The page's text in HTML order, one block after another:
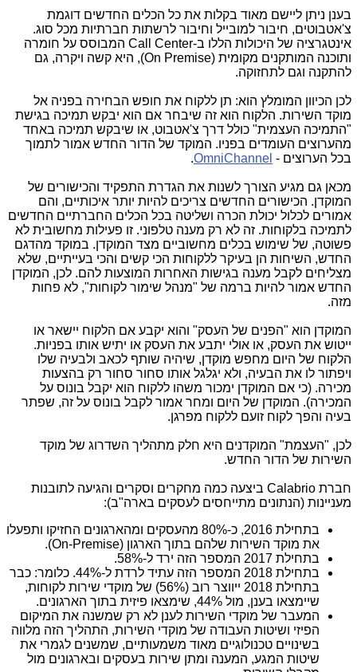
בענן ניתן ליישם מאוד בקלות את כל הכלים החדשים דוגמת
צ'אטבוטים, חיבור למובייל וחיבור לרשתות חברתיות מכל סוג.
אינטגרציה של היכולות הללו ב-Call Center המבוסס על חומרה
ותוכנה המותקנים מקומית (On Premise), היא קשה ויקרה, גם
להתקנה וגם לתחזוקה.
לכן הכיוון המומלץ הוא: תן ללקוח את חופש הבחירה בפניה אל
מוקד השירות. הלקוח הוא זה שיבחר אם הוא יבקש תמיכה בגישת
"התמיכה העצמית" כולל דרך צ'אטבוט, או שיבקש תמיכה באחד
מהערוצים העומדים בפניו. המוקד של הדור החדש אמור לתמוך
בכל הערוצים - OmniChannel
.
מכאן גם מגיע הצורך לשנות את הגדרת התפקיד והכישורים של
המוקדן. הכישורים החדשים צריכים להיות יותר איכותיים, והם
אמורים לכלול יכולת הכרה ושליטה בכל הכלים החברתיים החדשים
לתמיכה בלקוחות. זה לא רק מענה טלפוני. זו פעילות מחשובית לא
פשוטה, של שימוש בכלים מחשוביים מצד המוקדן. במוקד מהדגם
החדש, השיחות הן בעיקר ללקוחות הכי קשים והכי בעייתיים, שלא
מצליחים לקבל מענה בגישות האחרות המוצעות להם. לכן, המוקדן
החדש אמור להיות ברמה של "מנהל שימור לקוחות", לא פחות
מזה.
המוקדן הוא "הפנים של העסק" והוא יקבע אם הלקוח יישאר או
ייטוש את העסק, או אולי יתבע את העסק או יתיש אותו בפניות.
הלקוח של היום מחפש מוקדן, שיהיה שותף לכאב ולבעיה שלו
ויפתור לו את הבעיה, ולא יגלגל אותו סחור סחור רק בהצעות
מכירה. (כי אם המוקדן ימכור משהו ללקוח הוא יקבל בונוס על
המכירה). המוקדן של היום ומחר אמור לקבל בונוס על זה, שפתר
בעיה והפך לקוח זועם ללקוח מפרגן.
לכן, "העצמת" המוקדנים היא חלק מתהליך השדרוג של מוקד
השירות של הדור החדש.
חברת Calabrio ביצעה כמה מחקרים וסקרים והגיעה לתובנות
מעניינות (הנתונים מתייחסים לעסקים בארה"ב):
בתחילת 2016, כ-80% מהעסקים ומהארגונים החזיקו ותפעלו
את מוקד השירות שלהם בתוך הארגון (On-Premise
).
בתחילת 2017 המספר הזה ירד ל-
58%
.
בתחילת 2018 המספר הזה עתיד לרדת ל-44%. כלומר: כבר
בתחילת 2018 ייווצר רוב (56%) של מוקדי שירות לקוחות,
שיימצאו בענן, מול 44%, שימצאו פיזית בתוך הארגונים.
המעבר של מוקדי השירות לענן לא רק שמשנה את המיקום
הפיזי ושיטות העבודה של מוקדי השירות, התהליך הזה מלווה
בשינויים טכנולוגיים מאוד משמעותיים, שמשנים לגמרי את
שיטות המגע, המענה ומתן שירות בעסקים ובארגונים מול